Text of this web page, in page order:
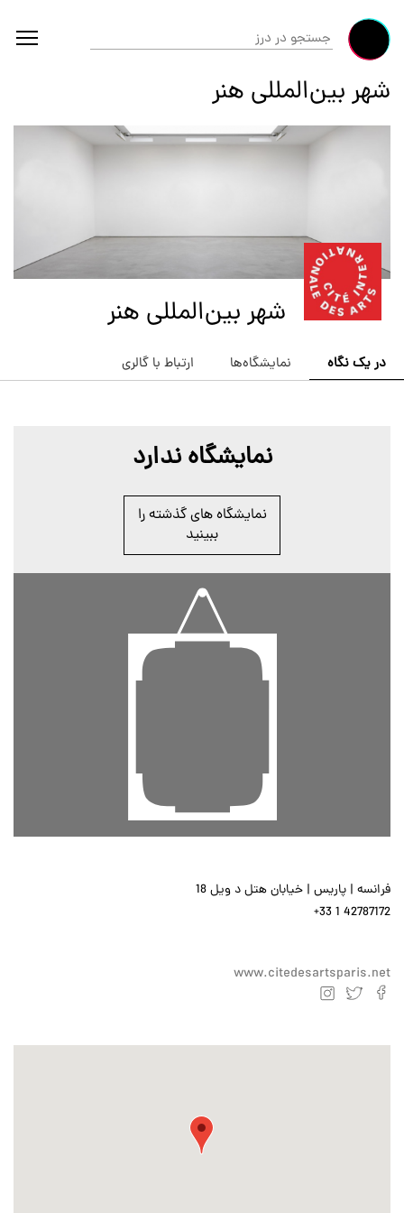
شهر بین‌المللی هنر
شهر بین‌المللی هنر
در یک نگاه نمایشگاه‌ها ارتباط با گالری
نمایشگاه ندارد
نمایشگاه های گذشته را
ببینید
فرانسه | پاریس | خیابان هتل د ویل 18
+33 1 42787172
www.citedesartsparis.net